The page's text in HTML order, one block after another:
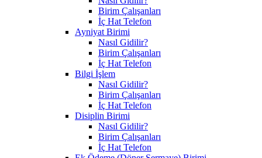
Birim Çalışanları
İç Hat Telefon
Ayniyat Birimi
Nasıl Gidilir?
Birim Çalışanları
İç Hat Telefon
Bilgi İşlem
Nasıl Gidilir?
Birim Çalışanları
İç Hat Telefon
Disiplin Birimi
Nasıl Gidilir?
Birim Çalışanları
İç Hat Telefon